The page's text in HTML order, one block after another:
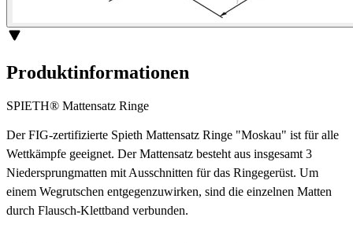
Produktinformationen
SPIETH® Mattensatz Ringe
Der FIG-zertifizierte Spieth Mattensatz Ringe "Moskau" ist für alle
Wettkämpfe geeignet. Der Mattensatz besteht aus insgesamt 3
Niedersprungmatten mit Ausschnitten für das Ringegerüst. Um
einem Wegrutschen entgegenzuwirken, sind die einzelnen Matten
durch Flausch-Klettband verbunden.